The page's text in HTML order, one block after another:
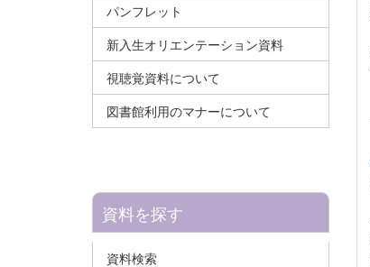
パンフレット
新入生オリエンテーション資料
視聴覚資料について
図書館利用のマナーについて
資料を探す
資料検索